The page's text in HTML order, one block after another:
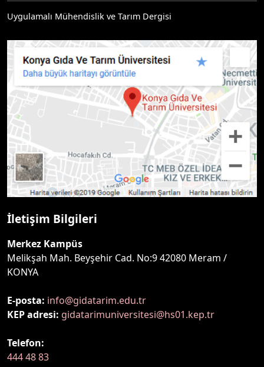
Uygulamalı Mühendislik ve Tarım Dergisi
İletişim Bilgileri
Merkez Kampüs
Melikşah Mah. Beyşehir Cad. No:9 42080 Meram /
KONYA
E-posta: info@gidatarim.edu.tr
KEP adresi: gidatarimuniversitesi@hs01.kep.tr
Telefon:
444 48 83